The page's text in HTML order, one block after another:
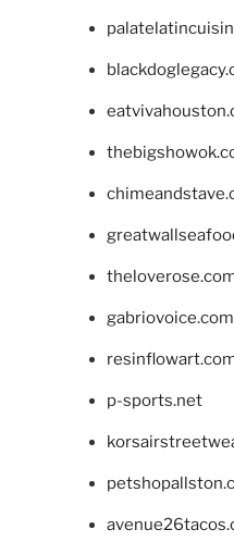
gabriovoice.com
p-sports.net